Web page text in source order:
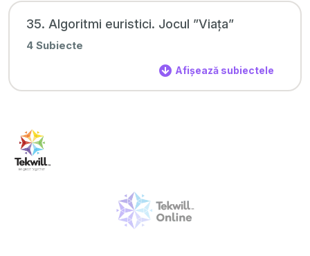
35. Algoritmi euristici. Jocul ”Viața”
4 Subiecte
Afișează subiectele